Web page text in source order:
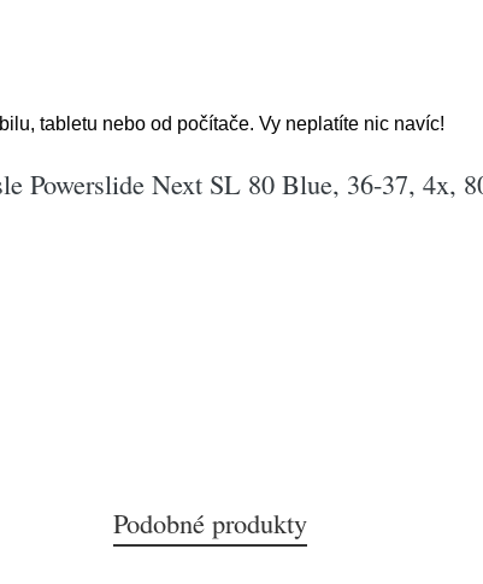
tabletu nebo od počítače. Vy neplatíte nic navíc!
Powerslide Next SL 80 Blue, 36-37, 4x,
Podobné produkty